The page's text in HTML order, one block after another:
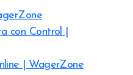
con Control |
| WagerZone